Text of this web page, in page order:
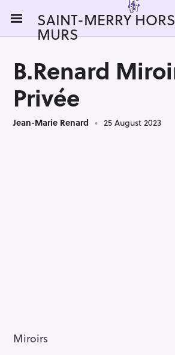
i
SAINT-MERRY
MURS
B.Renard
Privée
Jean-Marie Renard 25 August 2023
Miroirs